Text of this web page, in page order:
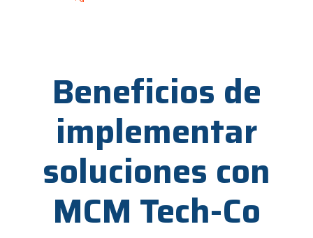
Beneficios de
implementar
soluciones con
MCM Tech-Co